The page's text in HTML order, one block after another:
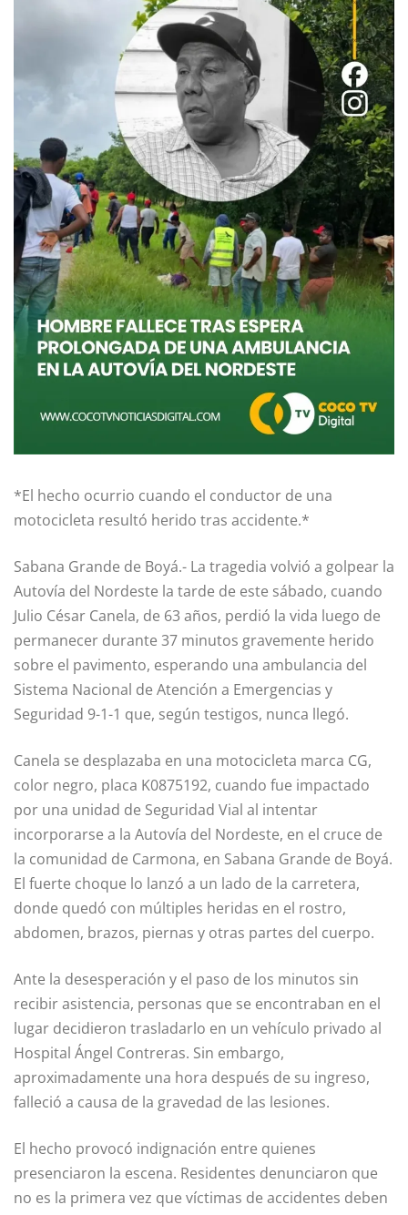
*El hecho ocurrio cuando el conductor de una
motocicleta resultó herido tras accidente.*
Sabana Grande de Boyá.- La tragedia volvió a golpear la
Autovía del Nordeste la tarde de este sábado, cuando
Julio César Canela, de 63 años, perdió la vida luego de
permanecer durante 37 minutos gravemente herido
sobre el pavimento, esperando una ambulancia del
Sistema Nacional de Atención a Emergencias y
Seguridad 9-1-1 que, según testigos, nunca llegó.
Canela se desplazaba en una motocicleta marca CG,
color negro, placa K0875192, cuando fue impactado
por una unidad de Seguridad Vial al intentar
incorporarse a la Autovía del Nordeste, en el cruce de
la comunidad de Carmona, en Sabana Grande de Boyá.
El fuerte choque lo lanzó a un lado de la carretera,
donde quedó con múltiples heridas en el rostro,
abdomen, brazos, piernas y otras partes del cuerpo.
Ante la desesperación y el paso de los minutos sin
recibir asistencia, personas que se encontraban en el
lugar decidieron trasladarlo en un vehículo privado al
Hospital Ángel Contreras. Sin embargo,
aproximadamente una hora después de su ingreso,
falleció a causa de la gravedad de las lesiones.
El hecho provocó indignación entre quienes
presenciaron la escena. Residentes denunciaron que
no es la primera vez que víctimas de accidentes deben